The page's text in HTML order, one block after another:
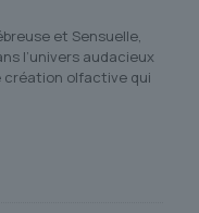
et Sensuelle,
l’univers audacieux
création olfactive qui